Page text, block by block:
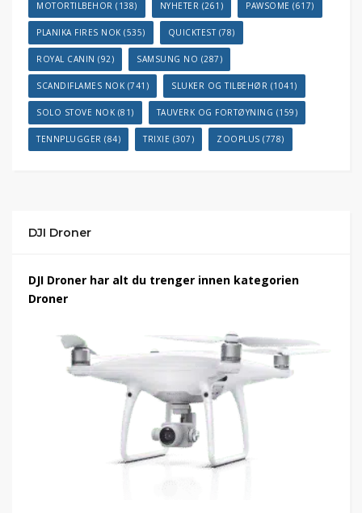
MOTORTILBEHOR (138) NYHETER (261) PAWSOME (617)
PLANIKA FIRES NOK (535) QUICKTEST(78)
ROYAL CANIN (92) SAMSUNG NO (287)
SCANDIFLAMES NOK (741) SLUKER OG TILBEHØR (1041)
SOLO STOVE NOK (81) TAUVERK OG FORTØYNING (159)
TENNPLUGGER (84) TRIXIE (307) ZOOPLUS (778)
DJI Droner
DJI Droner har alt du trenger innen kategorien
Droner